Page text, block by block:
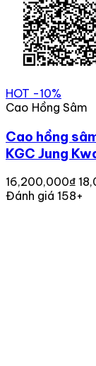
HOT -10%
Cao Hồng Sâm
Cao hồng
KGC Jung
16,200,000₫
Đánh giá 158+